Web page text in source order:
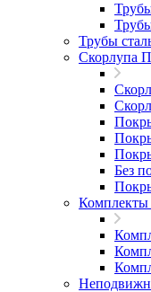
Трубы
Скорлупа
Без